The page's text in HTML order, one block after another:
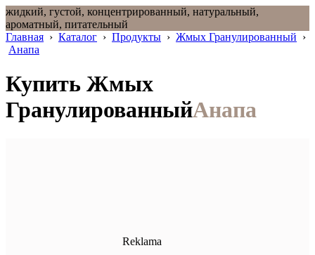
жидкий, густой, концентрированный, натуральный,
ароматный, питательный
Главная › Каталог › Продукты › Жмых Гранулированный ›
Анапа
Купить Жмых
ГранулированныйАнапа